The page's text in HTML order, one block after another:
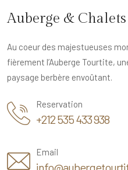
Auberge &
Au coeur des majestueuses
fièrement l’Auberge Tourtite,
paysage berbère envoûtant.
Reservation
+212 535 433 938
Email